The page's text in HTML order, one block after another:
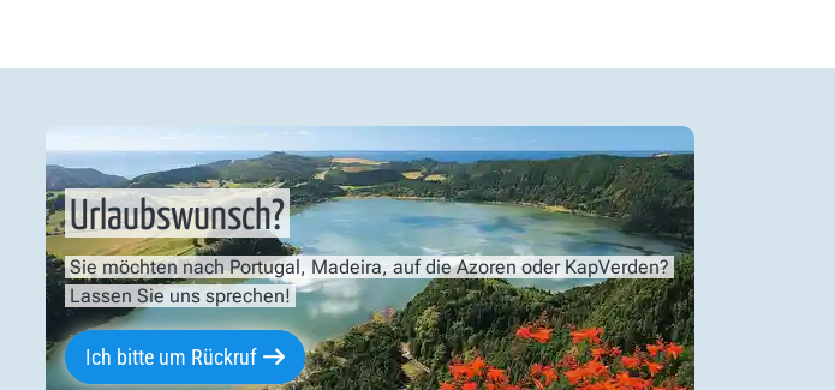
Urlaubswunsch?
Sie möchten nach Portugal, Madeira, auf die Azoren oder KapVerden?
Lassen Sie uns sprechen!
Ich bitte um Rückruf